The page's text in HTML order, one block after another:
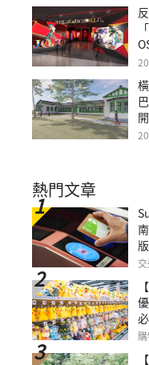
熱門文章
略